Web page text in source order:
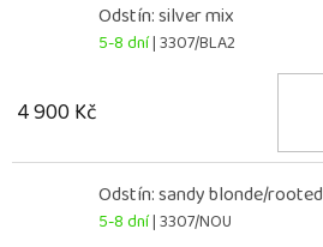
Odstín: silver mix
5-8 dní| 3307/BLA2
4 900 Kč
Odstín: sandy blonde/rooted
5-8 dní| 3307/NOU